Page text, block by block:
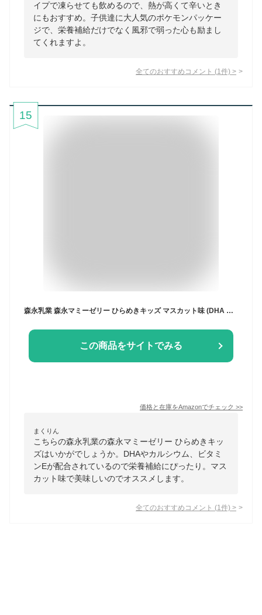
イプで凍らせても飲めるので、熱が高くて辛いとき
にもおすすめ。子供達に大人気のポケモンパッケー
ジで、栄養補給だけでなく風邪で弱った心も励まし
てくれますよ。
全てのおすすめコメント (1 件) >
15
森永乳業 森永マミーゼリー ひらめきキッズ マスカット味 (DHA カルシウム ビタミンE) 125g×6個 3歳頃から
この商品をサイトでみる
価格と在庫をAmazonでチェック >>
まくりん
こちらの森永乳業の森永マミーゼリー ひらめきキッ
ズはいかがでしょうか。DHAやカルシウム、ビタミ
ンEが配合されているので栄養補給にぴったり。マス
カット味で美味しいのでオススメします。
全てのおすすめコメント (1 件) >